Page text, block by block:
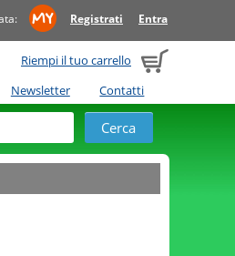
Registrati Entra
Riempi il tuo carrello
Newsletter Contatti